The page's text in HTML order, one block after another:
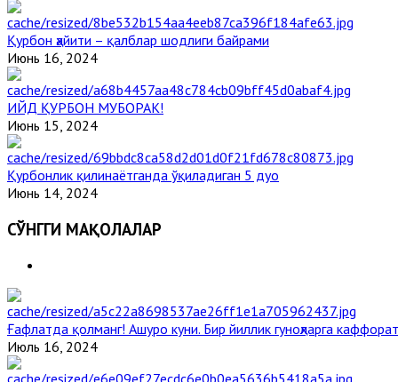
Қурбон ҳайити – қалблар шодлиги байрами
Июнь 16, 2024
ИЙД ҚУРБОН МУБОРАК!
Июнь 15, 2024
Қурбонлик қилинаётганда ўқиладиган 5 дуо
Июнь 14, 2024
СЎНГГИ МАҚОЛАЛАР
Ғафлатда қолманг! Ашуро куни. Бир йиллик гуноҳларга
Июль 16, 2024